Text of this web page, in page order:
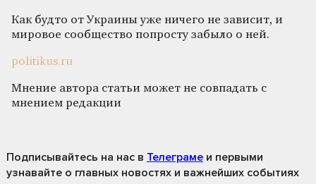
Как будто от Украины уже ничего не зависит, и
мировое сообщество попросту забыло о ней.
politikus.ru
Мнение автора статьи может не совпадать с
мнением редакции
Подписывайтесь на нас в Телеграме и первыми
узнавайте о главных новостях и важнейших событиях